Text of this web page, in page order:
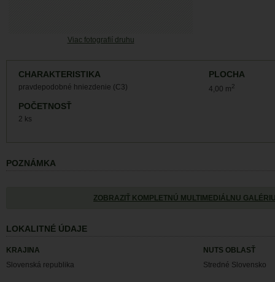
Viac fotografií druhu
CHARAKTERISTIKA
pravdepodobné hniezdenie (C3)
PLOCHA
4,00 m2
POČETNOSŤ
2 ks
POZNÁMKA
ZOBRAZIŤ KOMPLETNÚ MULTIMEDIÁLNU
LOKALITNÉ ÚDAJE
KRAJINA
Slovenská republika
NUTS OBLASŤ
Stredné Slovensko